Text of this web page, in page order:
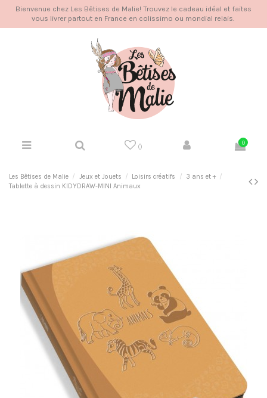
Bienvenue chez Les Bêtises de Malie! Trouvez le cadeau idéal et faites
vous livrer partout en France en colissimo ou mondial relais.
() 0
Les Bêtises de Malie Jeux et Jouets Loisirs créatifs
3 ans et +
Tablette à dessin KIDYDRAW-MINI Animaux